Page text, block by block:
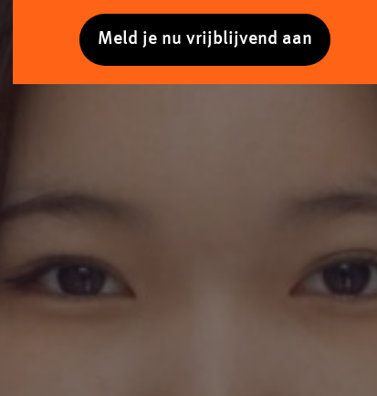
Meld je nu vrijblijvend aan